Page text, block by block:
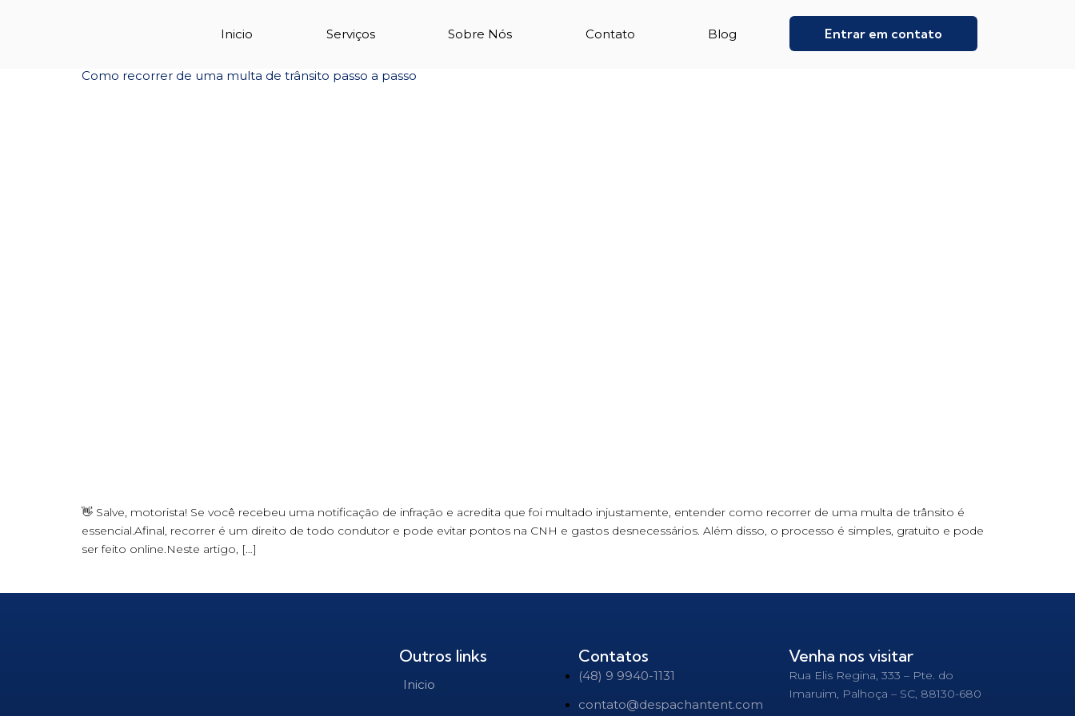
Inicio Serviços Sobre Nós Contato Blog Entrar em contato
multa injusta
Como recorrer de uma multa de trânsito passo a passo
👋 Salve, motorista! Se você recebeu uma notificação de infração e acredita que foi multado injustamente, entender como recorrer de uma multa de trânsito é
essencial.Afinal, recorrer é um direito de todo condutor e pode evitar pontos na CNH e gastos desnecessários. Além disso, o processo é simples, gratuito e pode
ser feito online.Neste artigo, […]
Outros links
Inicio
Contatos
(48) 9 9940-1131
contato@despachantent.com
Venha nos visitar
Rua Elis Regina, 333 – Pte. do
Imaruim, Palhoça – SC, 88130-680